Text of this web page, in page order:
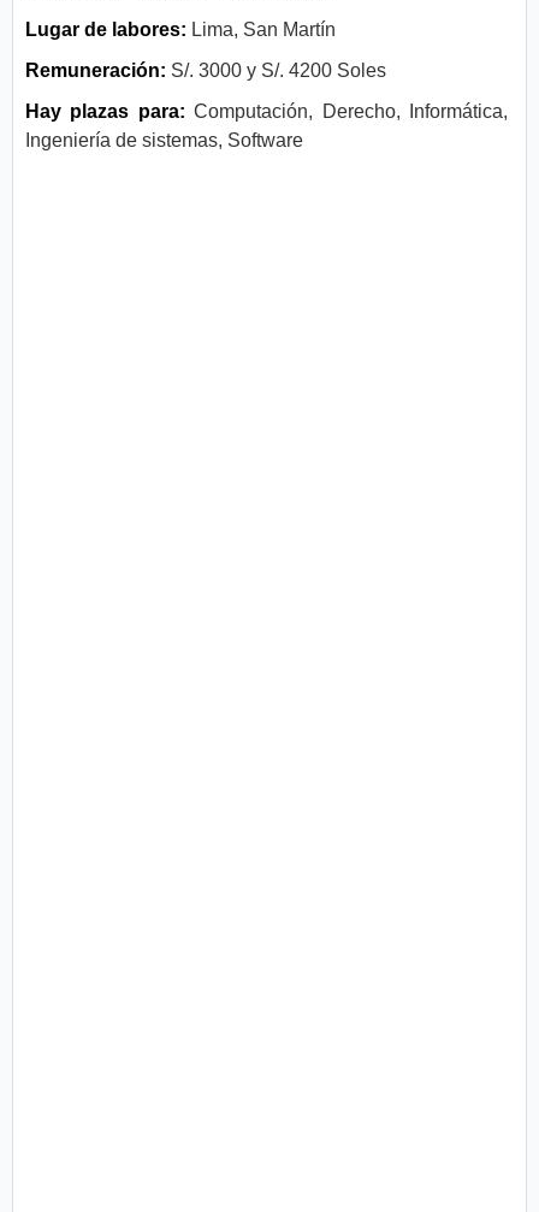
Lugar de labores: Lima, San Martín
Remuneración: S/. 3000 y S/. 4200 Soles
Hay plazas para: Computación, Derecho, Informática,
Ingeniería de sistemas, Software